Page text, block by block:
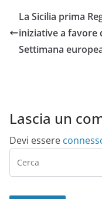
La Sicilia prima
iniziative a favore
Settimana
Lascia un
Devi essere